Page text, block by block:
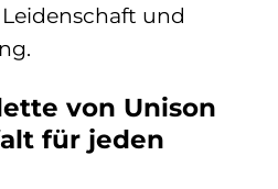
und
von Unison
für jeden